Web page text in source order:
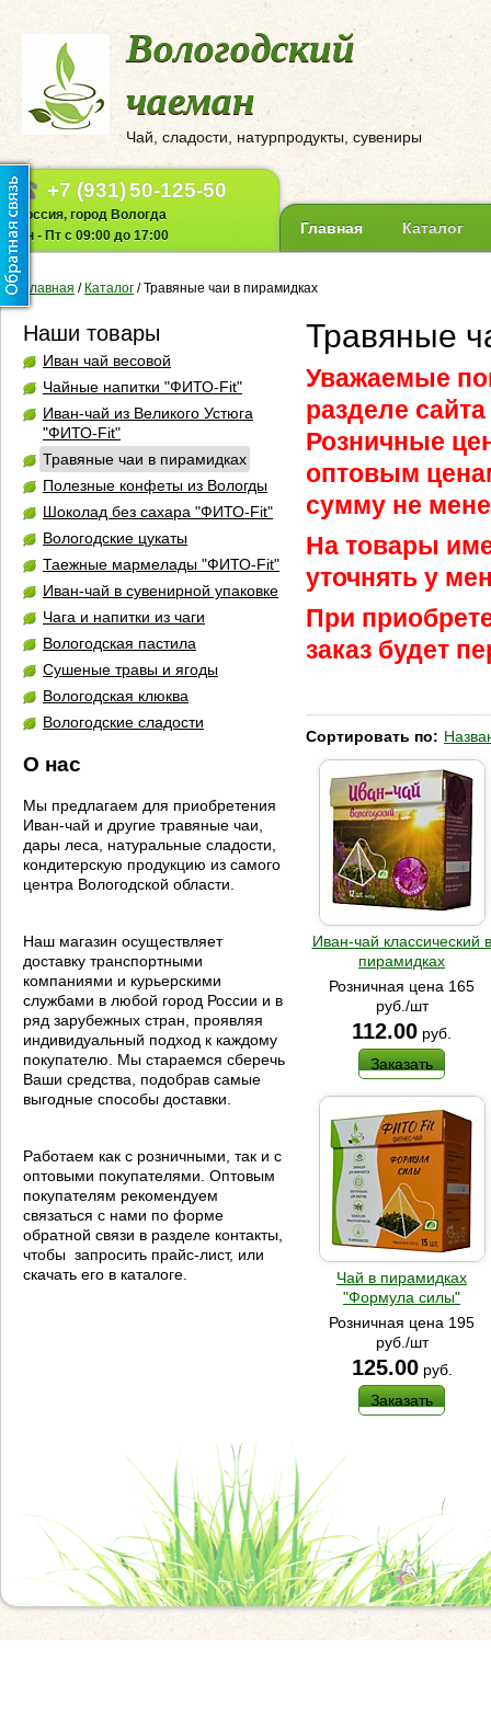
Вологодский
чаеман
Чай, сладости, натурпродукты, сувениры
+7 (931)50-125-50
Россия, город Вологда
Пн - Пт с 09:00 до 17:00
Главная Каталог
Главная / Каталог / Травяные чаи в пирамидках
Наши товары
Иван чай весовой
Чайные напитки "ФИТО-Fit"
Иван-чай из Великого Устюга
"ФИТО-Fit"
Травяные чаи в пирамидках
Полезные конфеты из Вологды
Шоколад без сахара "ФИТО-Fit"
Вологодские цукаты
Таежные мармелады "ФИТО-Fit"
Иван-чай в сувенирной упаковке
Чага и напитки из чаги
Вологодская пастила
Сушеные травы и ягоды
Вологодская клюква
Вологодские сладости
О нас
Мы предлагаем для приобретения
Иван-чай и другие травяные чаи,
дары леса, натуральные сладости,
кондитерскую продукцию из самого
центра Вологодской области.
Наш магазин осуществляет
доставку транспортными
компаниями и курьерскими
службами в любой город России и в
ряд зарубежных стран, проявляя
индивидуальный подход к каждому
покупателю. Мы стараемся сберечь
Ваши средства, подобрав самые
выгодные способы доставки.
Работаем как с розничными, так и с
оптовыми покупателями. Оптовым
покупателям рекомендуем
связаться с нами по форме
обратной связи в разделе контакты,
чтобы запросить прайс-лист, или
скачать его в каталоге.
Травяные
Уважаемые
разделе
Розничные
оптовым
сумму не
На товары
уточнять у
При
заказ будет
Сортировать по:
Иван-чай классический в
пирамидках
Розничная цена 165
руб./шт
112.00 руб.
Заказать
Чай в пирамидках
"Формула силы"
Розничная цена 195
руб./шт
125.00 руб.
Заказать